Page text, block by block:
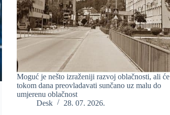
Moguć je nešto izraženiji razvoj oblačnosti, ali će
tokom dana preovladavati sunčano uz malu do
umjerenu oblačnost
Desk
28. 07. 2026.